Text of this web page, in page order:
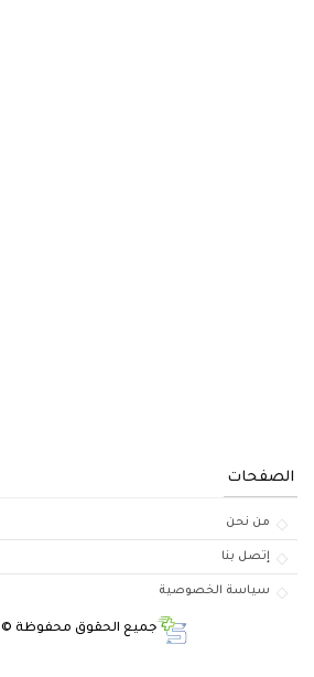
الصفحات
من نحن
إتصل بنا
سياسة الخصوصية
جميع الحقوق محفوظة ©